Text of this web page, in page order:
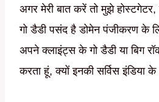
अगर मेरी बात करें तो मुझे
गो डैडी पसंद है डोमेन पंजीकरण के
अपने क्लाइंट्स के गो डैडी या बिग
करता हूं, क्यों इनकी सर्विस इंडिया